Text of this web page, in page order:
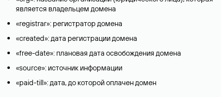
является владельцем домена
«registrar»: регистратор домена
«created»: дата регистрации домена
«free-date»: плановая дата освобождения домена
«source»: источник информации
«paid-till»: дата, до которой оплачен домен